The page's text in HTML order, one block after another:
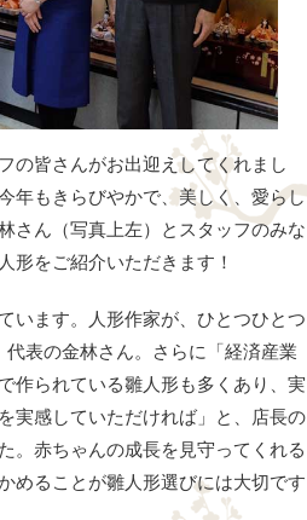
の皆さんがお出迎えしてくれまし
年もきらびやかで、美しく、愛らし
さん（写真上左）とスタッフのみな
形をご紹介いただきます！
います。人形作家が、ひとつひとつ
表の金林さん。さらに「経済産業
作られている雛人形も多くあり、実
実感していただければ」と、店長の
。赤ちゃんの成長を見守ってくれる
めることが雛人形選びには大切です